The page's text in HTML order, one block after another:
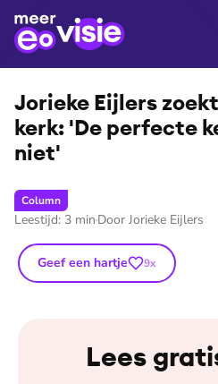
⭐Premium
Jorieke Eijlers
kerk: 'De perfecte
niet'
Column
Leestijd: 3 min Door Jorieke Eijlers
Geef een hartje 9x
Lees